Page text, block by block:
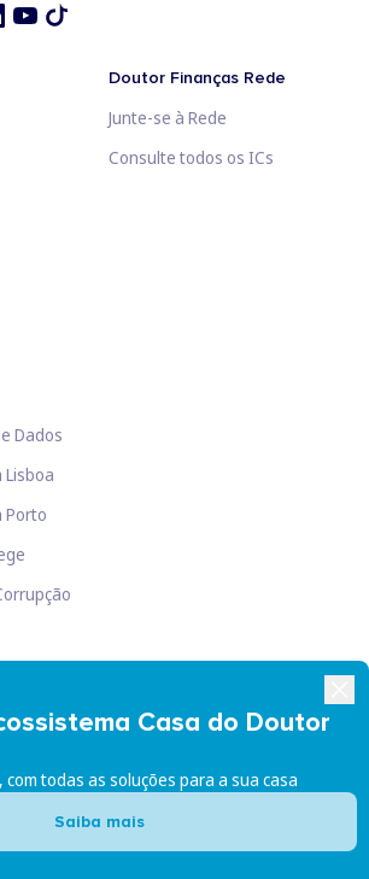
Casa do Doutor
todas as soluções para a sua casa
Saiba mais
Doutor Finanças Rede
Junte-se à Rede
Consulte todos os ICs
Dados
Porto